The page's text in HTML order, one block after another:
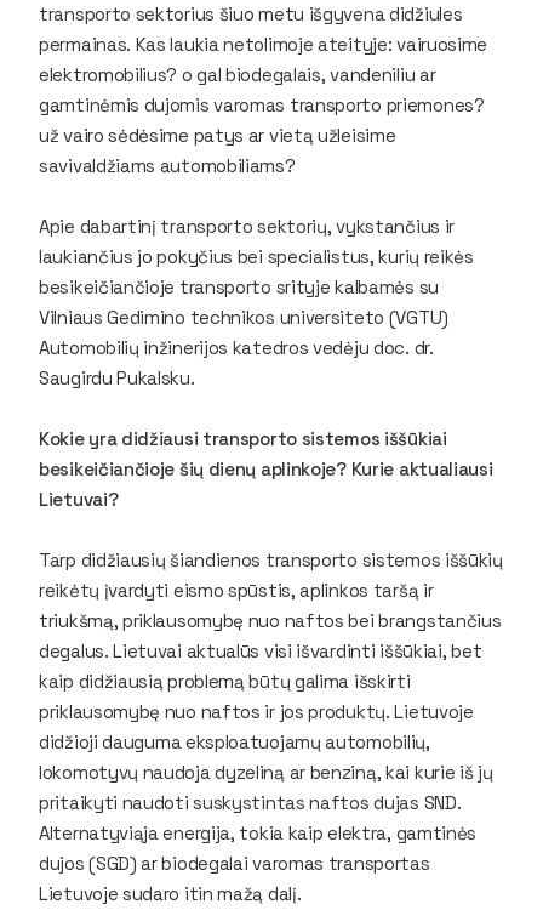
transporto sektorius šiuo metu išgyvena didžiules
permainas. Kas laukia netolimoje ateityje: vairuosime
elektromobilius? o gal biodegalais, vandeniliu ar
gamtinėmis dujomis varomas transporto priemones?
už vairo sėdėsime patys ar vietą užleisime
savivaldžiams automobiliams?
Apie dabartinį transporto sektorių, vykstančius ir
laukiančius jo pokyčius bei specialistus, kurių reikės
besikeičiančioje transporto srityje kalbamės su
Vilniaus Gedimino technikos universiteto (VGTU)
Automobilių inžinerijos katedros vedėju doc. dr.
Saugirdu Pukalsku.
Kokie yra didžiausi transporto sistemos iššūkiai
besikeičiančioje šių dienų aplinkoje? Kurie aktualiausi
Lietuvai?
Tarp didžiausių šiandienos transporto sistemos iššūkių
reikėtų įvardyti eismo spūstis, aplinkos taršą ir
triukšmą, priklausomybę nuo naftos bei brangstančius
degalus. Lietuvai aktualūs visi išvardinti iššūkiai, bet
kaip didžiausią problemą būtų galima išskirti
priklausomybę nuo naftos ir jos produktų. Lietuvoje
didžioji dauguma eksploatuojamų automobilių,
lokomotyvų naudoja dyzeliną ar benziną, kai kurie iš jų
pritaikyti naudoti suskystintas naftos dujas SND.
Alternatyviąja energija, tokia kaip elektra, gamtinės
dujos (SGD) ar biodegalai varomas transportas
Lietuvoje sudaro itin mažą dalį.